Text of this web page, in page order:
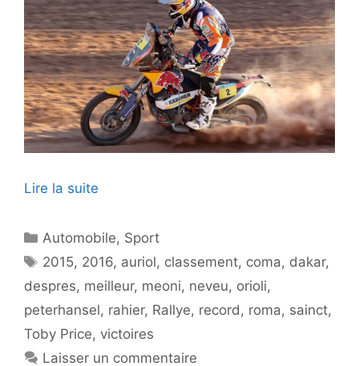
Lire la suite
Catégories
Automobile, Sport
Étiquettes
2015, 2016, auriol, classement, coma, dakar,
despres, meilleur, meoni, neveu, orioli,
peterhansel, rahier, Rallye, record, roma, sainct,
Toby Price, victoires
Laisser un commentaire